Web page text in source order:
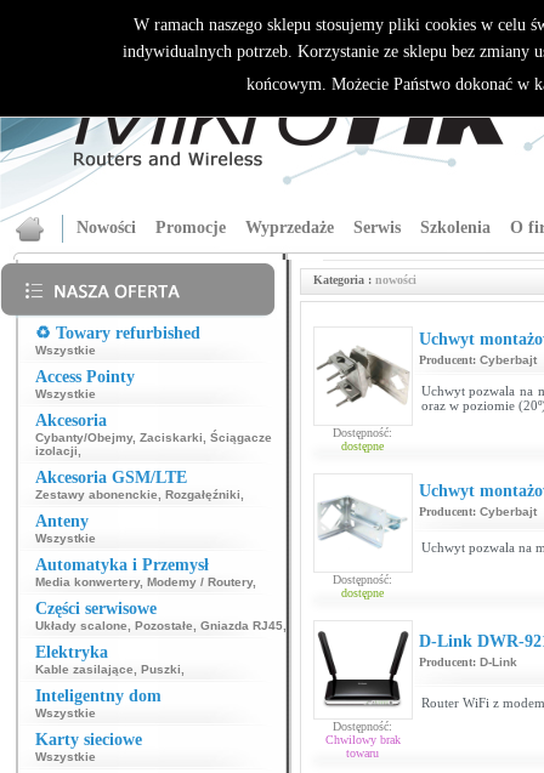
Nowości Promocje Wyprzedaże Serwis Szkolenia O
♻️ Towary refurbished
Wszystkie
Access Pointy
Wszystkie
Akcesoria
Cybanty/Obejmy, Zaciskarki
Ściągacze
izolacji
Akcesoria GSM/LTE
Zestawy abonenckie Rozgałęźniki
Anteny
Wszystkie
Automatyka i Przemysł
Media konwertery, Modemy / Routery,
Części serwisowe
Układy scalone Pozostałe Gniazda RJ45
Elektryka
Kable zasilające Puszki
Inteligentny dom
Wszystkie
Karty sieciowe
Wszystkie
Kategoria : nowości
Dostępność:
dostępne
Uchwyt
Producent: Cyberbajt
Uchwyt pozwala na
oraz w poziomie
Dostępność:
dostępne
Uchwyt
Producent: Cyberbajt
Uchwyt pozwala na
Dostępność:
Chwilowy brak
towaru
D-Link DWR-
Producent: D-Link
Router WiFi z
W ramach naszego sklepu stosujemy pliki cookies w celu
indywidualnych potrzeb. Korzystanie ze sklepu bez zmiany
końcowym. Możecie Państwo dokonać w